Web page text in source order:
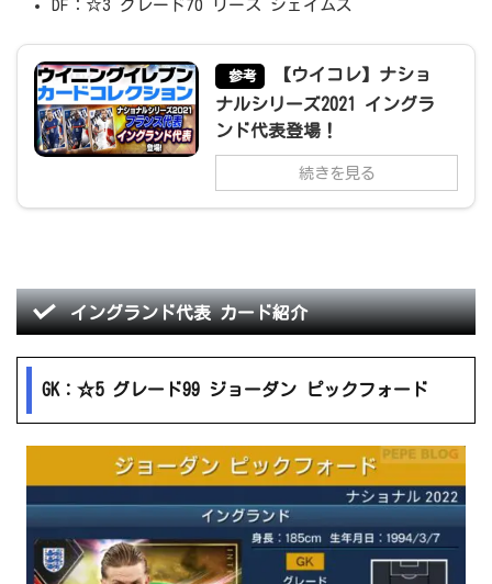
DF：☆3 グレード70 リース ジェイムズ
参考
【ウイコレ】ナショ
ナルシリーズ2021 イングラ
ンド代表登場！
続きを見る
イングランド代表 カード紹介
GK：☆5 グレード99 ジョーダン ピックフォード